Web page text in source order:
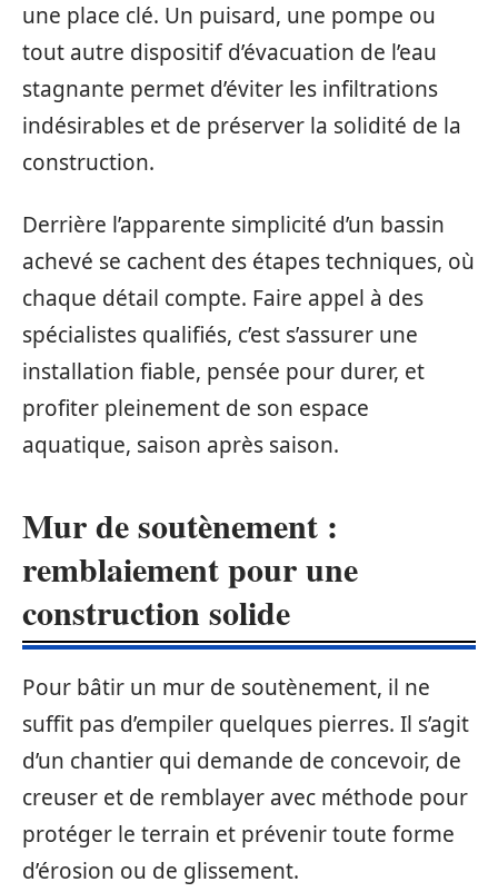
une place clé. Un puisard, une pompe ou
tout autre dispositif d’évacuation de l’eau
stagnante permet d’éviter les infiltrations
indésirables et de préserver la solidité de la
construction.
Derrière l’apparente simplicité d’un bassin
achevé se cachent des étapes techniques, où
chaque détail compte. Faire appel à des
spécialistes qualifiés, c’est s’assurer une
installation fiable, pensée pour durer, et
profiter pleinement de son espace
aquatique, saison après saison.
Mur de soutènement :
remblaiement pour une
construction solide
Pour bâtir un mur de soutènement, il ne
suffit pas d’empiler quelques pierres. Il s’agit
d’un chantier qui demande de concevoir, de
creuser et de remblayer avec méthode pour
protéger le terrain et prévenir toute forme
d’érosion ou de glissement.